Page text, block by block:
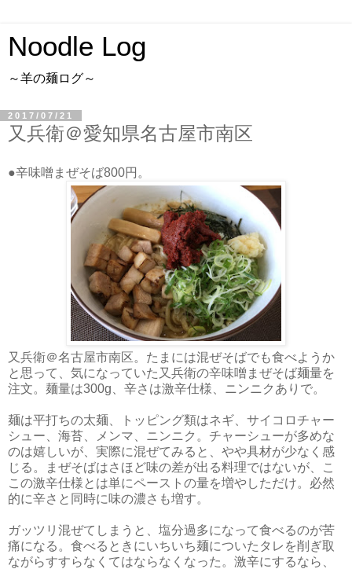
Noodle Log
～羊の麺ログ～
2017/07/21
又兵衛＠愛知県名古屋市南区
●辛味噌まぜそば800円。
又兵衛＠名古屋市南区。たまには混ぜそばでも食べようか
と思って、気になっていた又兵衛の辛味噌まぜそば麺量を
注文。麺量は300g、辛さは激辛仕様、ニンニクありで。
麺は平打ちの太麺、トッピング類はネギ、サイコロチャー
シュー、海苔、メンマ、ニンニク。チャーシューが多めな
のは嬉しいが、実際に混ぜてみると、やや具材が少なく感
じる。まぜそばはさほど味の差が出る料理ではないが、こ
この激辛仕様とは単にペーストの量を増やしただけ。必然
的に辛さと同時に味の濃さも増す。
ガッツリ混ぜてしまうと、塩分過多になって食べるのが苦
痛になる。食べるときにいちいち麺についたタレを削ぎ取
ながらすすらなくてはならなくなった。激辛にするなら、